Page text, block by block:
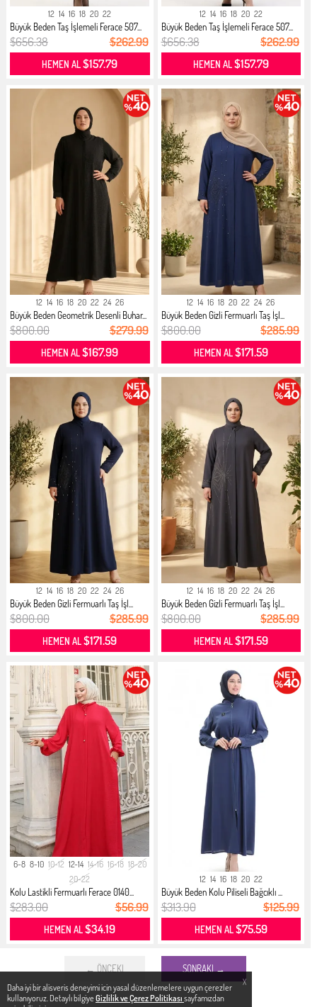
X
Daha iyi bir alisveris deneyimi icin yasal düzenlemelere uygun çerezler
kullanıyoruz. Detaylı bilgiye Gizlilik ve Çerez Politikası sayfamızdan
12 14 16 18 20 22
Büyük Beden Taş İşlemeli Ferace 507...
$656.38 $262.99
HEMEN AL$157.79
12 14 16 18 20 22
Büyük Beden Taş İşlemeli Ferace 507...
$656.38 $262.99
HEMEN AL$157.79
12 14 16 18 20 22 24 26
Büyük Beden Geometrik Desenli Buhar...
$800.00 $279.99
HEMEN AL$167.99
12 14 16 18 20 22 24 26
Büyük Beden Gizli Fermuarlı Taş İşl...
$800.00 $285.99
HEMEN AL$171.59
12 14 16 18 20 22 24 26
Büyük Beden Gizli Fermuarlı Taş İşl...
$800.00 $285.99
HEMEN AL$171.59
12 14 16 18 20 22 24 26
Büyük Beden Gizli Fermuarlı Taş İşl...
$800.00 $285.99
HEMEN AL$171.59
6-8 8-10 10-12 12-14 14-16 16-18 18-20
20-22
Kolu Lastikli Fermuarlı Ferace 0140...
$283.00 $56.99
HEMEN AL$34.19
12 14 16 18 20 22
Büyük Beden Kolu Piliseli Bağcıklı ...
$313.90 $125.99
HEMEN AL$75.59
← ÖNCEKI SONRAKI →